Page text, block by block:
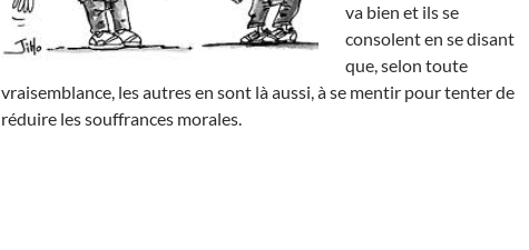
va bien et ils se
consolent en se disant
que, selon toute
vraisemblance, les autres en sont là aussi, à se mentir pour tenter de
réduire les souffrances morales.